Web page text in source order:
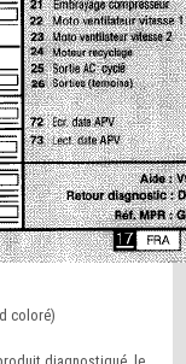
coloré)
diagnostiqué, le